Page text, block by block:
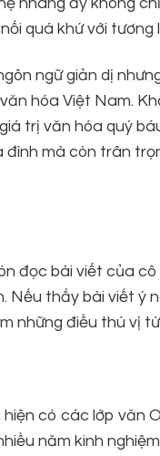
nhàng ấy không
quá khứ với tương
ngữ giản dị
hóa Việt Nam.
trị văn hóa quý
mà còn trân
đọc bài viết của
thấy bài viết ý
những điều thú vị
có các lớp văn
năm kinh